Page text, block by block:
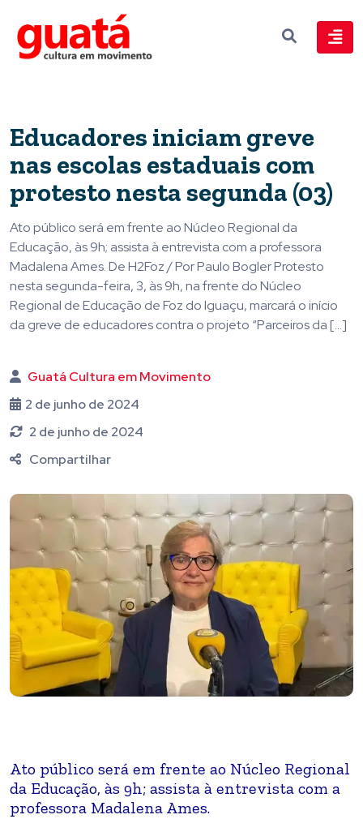
Educadores iniciam greve
nas escolas estaduais com
protesto nesta segunda (03)
Ato público será em frente ao Núcleo Regional da
Educação, às 9h; assista à entrevista com a professora
Madalena Ames. De H2Foz / Por Paulo Bogler Protesto
nesta segunda-feira, 3, às 9h, na frente do Núcleo
Regional de Educação de Foz do Iguaçu, marcará o início
da greve de educadores contra o projeto “Parceiros da […]
Guatá Cultura em Movimento
2 de junho de 2024
2 de junho de 2024
Compartilhar
Ato público será em frente ao Núcleo Regional
da Educação, às 9h; assista à entrevista com a
professora Madalena Ames.